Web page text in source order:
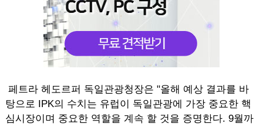
페트라 헤도르퍼 독일관광청장은 "올해 예상 결과를 바
탕으로 IPK의 수치는 유럽이 독일관광에 가장 중요한 핵
심시장이며 중요한 역할을 계속 할 것을 증명한다. 9월까